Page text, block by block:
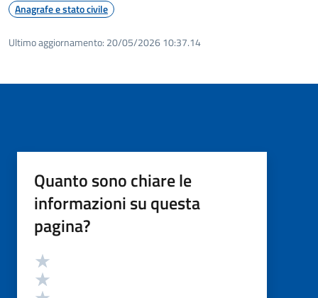
Anagrafe e stato civile
Ultimo aggiornamento: 20/05/2026 10:37.14
Quanto sono chiare le
informazioni su questa
pagina?
Valutazione